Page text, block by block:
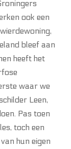
ook een
bleef aan
heeft het
waar we
Leen,
Pas toen
toch een
hun eigen